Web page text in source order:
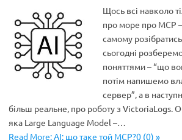
Щось всі навколо
про море про MCP
самому
сьогодні
поняттями – “що
потім напишемо
сервер”, а в
більш реальне, про роботу з VictoriaLogs.
яка Large Language Model –…
Read More: AI: що таке той MCP?0 (0) »